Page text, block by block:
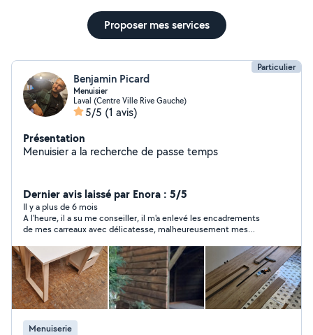
Proposer mes services
Particulier
Benjamin Picard
Menuisier
Laval (Centre Ville Rive Gauche)
5/5 (1 avis)
Présentation
Menuisier a la recherche de passe temps
Dernier avis laissé par Enora : 5/5
Il y a plus de 6 mois
A l'heure, il a su me conseiller, il m'a enlevé les encadrements
de mes carreaux avec délicatesse, malheureusement mes
pas pu les poser. je recommande tout de même car cela se
remarque qu'il connaît ce qu'il fait
Menuiserie